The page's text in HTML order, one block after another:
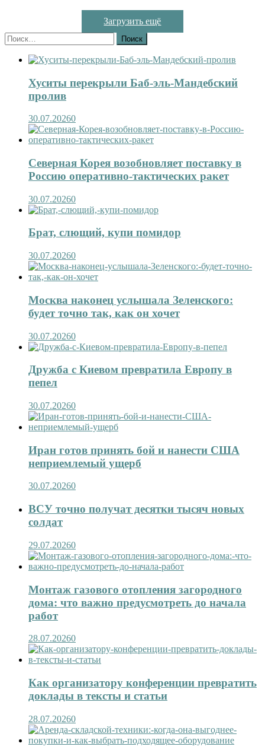
Загрузить ещё
Найти:
Хуситы перекрыли Баб-эль-Мандебский
пролив
30.07.20260
Северная Корея возобновляет поставку в
Россию оперативно-тактических ракет
30.07.20260
Брат, слющий, купи помидор
30.07.20260
Москва наконец услышала Зеленского:
будет точно так, как он хочет
30.07.20260
Дружба с Киевом превратила Европу в
пепел
30.07.20260
Иран готов принять бой и нанести США
неприемлемый ущерб
30.07.20260
ВСУ точно получат десятки тысяч новых
солдат
29.07.20260
Монтаж газового отопления загородного
дома: что важно предусмотреть до начала
работ
28.07.20260
Как организатору конференции превратить
доклады в тексты и статьи
28.07.20260